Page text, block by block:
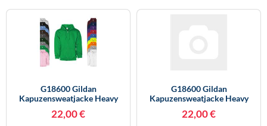
G18600 Gildan
Kapuzensweatjacke Heavy
22,00 €
G18600 Gildan
Kapuzensweatjacke Heavy
22,00 €